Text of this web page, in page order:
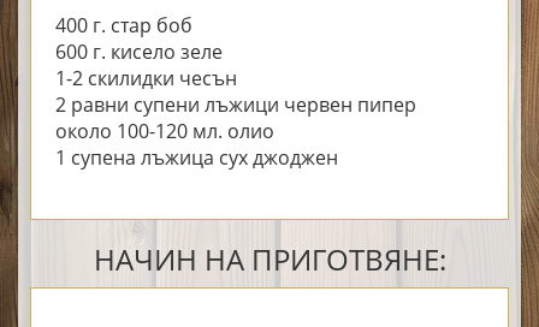
400 г. стар боб
600 г. кисело зеле
1-2 скилидки чесън
2 равни супени лъжици червен пипер
около 100-120 мл. олио
1 супена лъжица сух джоджен
НАЧИН НА ПРИГОТВЯНЕ: